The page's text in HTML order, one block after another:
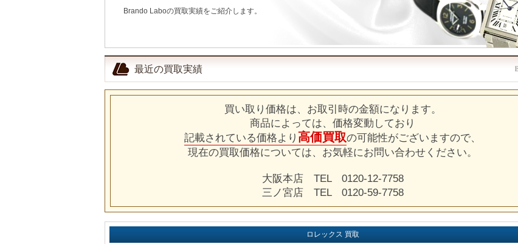
Brando Laboの買取実績をご紹介します。
最近の買取実績
買い取り価格は、お取引時の金額になります。
商品によっては、価格変動しており
記載されている価格より 高価買取の可能性がございますので、
現在の買取価格については、お気軽にお問い合わせください。
大阪本店 TEL 0120-12-7758
三ノ宮店 TEL 0120-59-7758
ロレックス 買取